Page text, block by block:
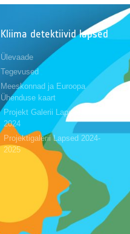
Kliima detektiivid lapsed
Ülevaade
Tegevused
Meeskonnad ja Euroopa
Ühenduse kaart
Projekt Galerii Lapsed 2023-
2024
Projektigalerii Lapsed 2024-
2025